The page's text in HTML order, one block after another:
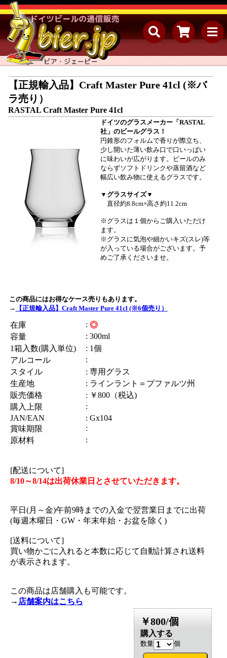
【正規輸入品】Craft Master Pure 41cl (※バ
ラ売り）
RASTAL Craft Master Pure 41cl
ドイツのグラスメーカー「RASTAL
社」のビールグラス！
円錐形のフォルムで香りが際立ち、
少し開いた薄い飲み口で口いっぱい
に味わいが広がります。ビールのみ
ならずソフトドリンクや蒸留酒など
幅広い飲み物に使えるグラスです。
▼グラスサイズ▼
直径約8.8cm×高さ約11.2cm
※グラスは１個からご購入いただけ
ます。
※グラスに気泡や細かいキズ(スレ)等
が入っている場合がございます。予
めご了承くださいませ。
この商品にはお得なケース売りもあります。
→
【正規輸入品】Craft Master Pure 41cl (※6個売り）
在庫 : ◎
容量
: 300ml
1箱入数(購入単位)
: 1個
アルコール
:
スタイル
: 専用グラス
生産地
: ラインラント＝プファルツ州
販売価格
: ￥800（税込)
購入上限
:
JAN/EAN
: Gx104
賞味期限
:
原材料
:
[配送について]
8/10～8/14は出荷休業日とさせていただきます。
平日(月～金)午前9時までの入金で翌営業日までに出荷
(毎週木曜日・GW・年末年始・お盆を除く)
[送料について]
買い物かごに入れると本数に応じて自動計算され送料
が表示されます。
この商品は店舗購入も可能です。
→ 店舗案内はこちら
￥800/個
購入する
数量 個